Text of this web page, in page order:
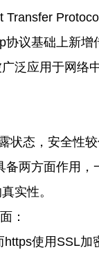
Transfer
协议基础上新增
泛应用于网络
态，安全性较
备两方面作用
实性。
：
https使用 SSL加